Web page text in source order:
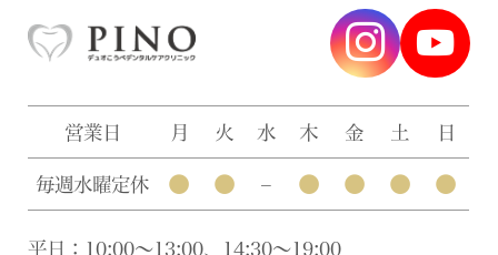
営業日 月 火 水 木 金 土 日
毎週水曜定休 ● ● – ● ● ● ●
平日：10:00〜13:00、14:30〜19:00